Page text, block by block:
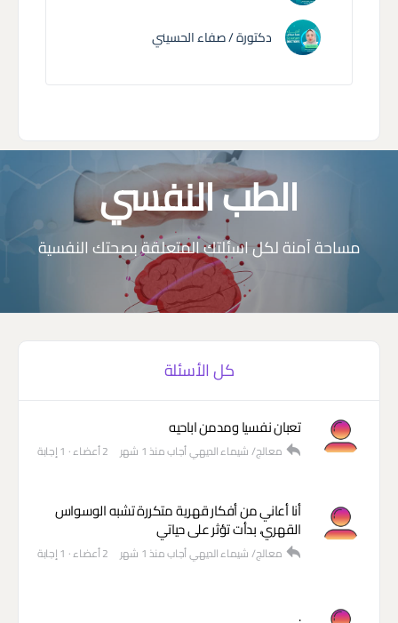
دكتورة / صفاء الحسيني
الطب النفسي
مساحة آمنة لكل اسئلتك المتعلقة بصحتك النفسية
كل الأسئلة
تعبان نفسيا ومدمن اباحيه
معالج/ شيماء الديهيأجابمنذ 1 شهر 2 أعضاء · 1 إجابة
أنا أعاني من أفكار قهرية متكررة تشبه الوسواس
القهري، بدأت تؤثر على حياتي
معالج/ شيماء الديهيأجابمنذ 1 شهر 2 أعضاء · 1 إجابة
.